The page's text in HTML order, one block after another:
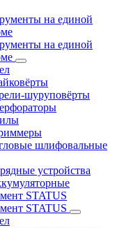
на единой
на единой
шуруповёрты
шлифовальные
устройства
STATUS
STATUS